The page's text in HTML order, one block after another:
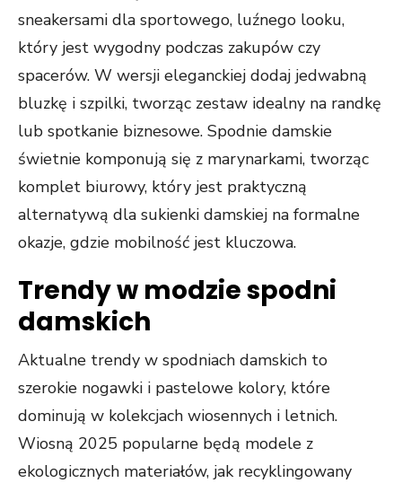
sneakersami dla sportowego, luźnego looku,
który jest wygodny podczas zakupów czy
spacerów. W wersji eleganckiej dodaj jedwabną
bluzkę i szpilki, tworząc zestaw idealny na randkę
lub spotkanie biznesowe. Spodnie damskie
świetnie komponują się z marynarkami, tworząc
komplet biurowy, który jest praktyczną
alternatywą dla sukienki damskiej na formalne
okazje, gdzie mobilność jest kluczowa.
Trendy w modzie spodni
damskich
Aktualne trendy w spodniach damskich to
szerokie nogawki i pastelowe kolory, które
dominują w kolekcjach wiosennych i letnich.
Wiosną 2025 popularne będą modele z
ekologicznych materiałów, jak recyklingowany